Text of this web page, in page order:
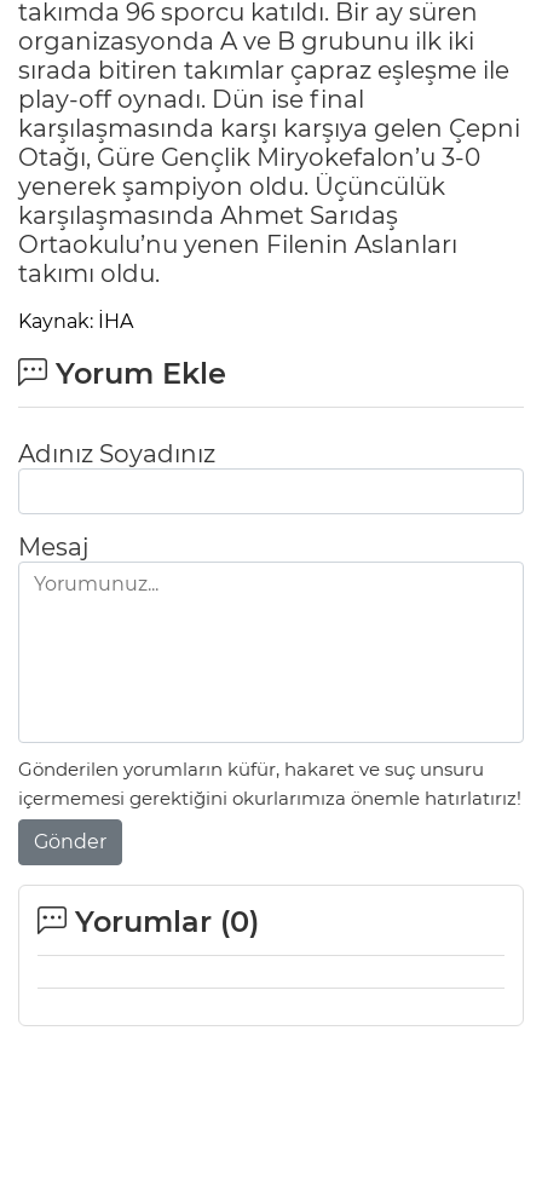
takımda 96 sporcu katıldı. Bir ay süren
organizasyonda A ve B grubunu ilk iki
sırada bitiren takımlar çapraz eşleşme ile
play-off oynadı. Dün ise final
karşılaşmasında karşı karşıya gelen Çepni
Otağı, Güre Gençlik Miryokefalon’u 3-0
yenerek şampiyon oldu. Üçüncülük
karşılaşmasında Ahmet Sarıdaş
Ortaokulu’nu yenen Filenin Aslanları
takımı oldu.
Kaynak: İHA
Yorum Ekle
Adınız Soyadınız
Mesaj
Gönderilen yorumların küfür, hakaret ve suç unsuru
içermemesi gerektiğini okurlarımıza önemle hatırlatırız!
Gönder
Yorumlar (0)